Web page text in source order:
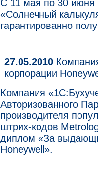
С 11 мая по 30 июня
«Солнечный
гарантированно
27.05.2010
корпорации
Компания
Авторизованного
производителя
штрих-кодов
диплом «За
Honeywell».